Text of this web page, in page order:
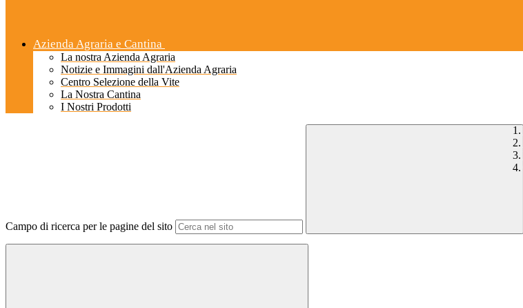
Azienda Agraria e Cantina
La nostra Azienda Agraria
Notizie e Immagini dall'Azienda Agraria
Centro Selezione della Vite
La Nostra Cantina
I Nostri Prodotti
Campo di ricerca per le pagine del sito